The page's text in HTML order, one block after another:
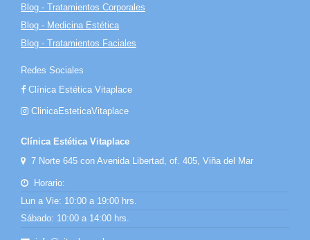
Blog - Tratamientos Corporales
Blog - Medicina Estética
Blog - Tratamientos Faciales
Redes Sociales
Clínica Estética Vitaplace
ClinicaEsteticaVitaplace
Clínica Estética Vitaplace
7 Norte 645 con Avenida Libertad, of. 405, Viña del Mar
Horario:
Lun a Vie: 10:00 a 19:00 hrs.
Sábado: 10:00 a 14:00 hrs.